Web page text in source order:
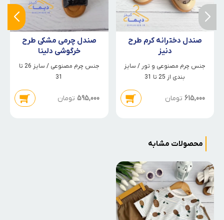
صندل دخترانه کرم طرح
دنیز
جنس چرم مصنوعی و تور / سایز
بندی از 25 تا 31
615,000 تومان
صندل چرمی مشکی طرح
خرگوشی دلینا
جنس چرم مصنوعی / سایز 26 تا
31
595,000 تومان
محصولات مشابه